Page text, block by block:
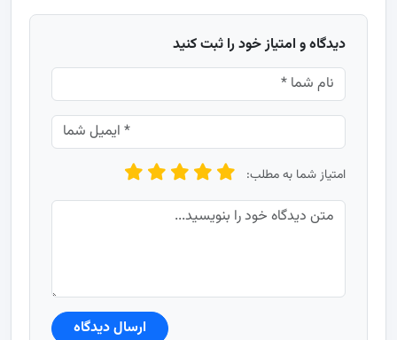
دیدگاه و امتیاز خود را ثبت کنید
امتیاز شما به مطلب:
ارسال دیدگاه